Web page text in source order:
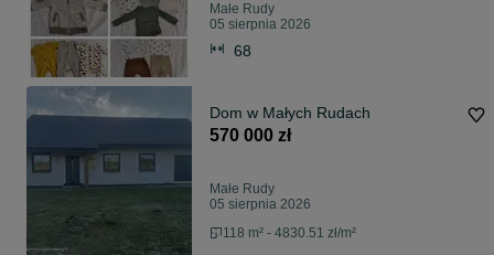
Małe Rudy
05 sierpnia 2026
68
Dom w Małych Rudach
570 000 zł
Małe Rudy
05 sierpnia 2026
118 m² - 4830.51 zł/m²